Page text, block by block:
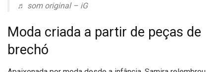
♬ som original – iG
Moda criada a partir de peças de
brechó